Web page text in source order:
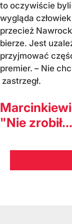
to oczywiście
wygląda
przecież
bierze. Jest
przyjmować
premier. – Nie
zastrzegł.
"Nie zrobił...